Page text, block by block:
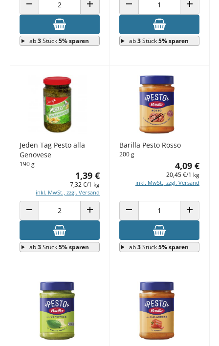
ANZAHL VERRINGERN ANZAHL ERHÖHEN
ab3Stück5% sparen
ANZAHL VERRINGERN ANZAHL
ab3Stück5% sparen
Jeden Tag Pesto alla
Genovese
190 g
1,39 €
7,32 €/1 kg
inkl. MwSt., zzgl. Versand
ANZAHL VERRINGERN ANZAHL ERHÖHEN
ab3Stück5% sparen
Barilla Pesto Rosso
200 g
4,09 €
20,45 €/1 kg
inkl. MwSt., zzgl. Versand
ANZAHL VERRINGERN ANZAHL
ab3Stück5% sparen